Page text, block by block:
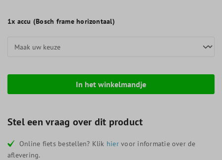
1x accu (Bosch frame horizontaal)
In het winkelmandje
Stel een vraag over dit product
Online fiets bestellen? Klik hiervoor informatie over de
aflevering.